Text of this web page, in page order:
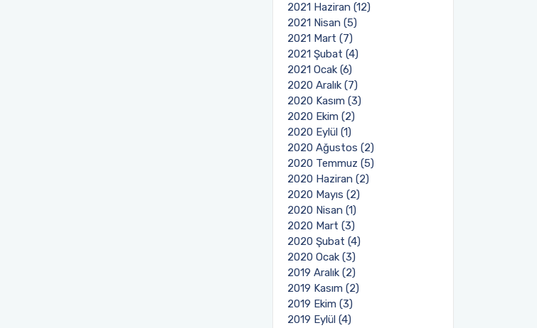
2021 Haziran (12)
2021 Nisan (5)
2021 Mart (7)
2021 Şubat (4)
2021 Ocak (6)
2020 Aralık (7)
2020 Kasım (3)
2020 Ekim (2)
2020 Eylül (1)
2020 Ağustos (2)
2020 Temmuz (5)
2020 Haziran (2)
2020 Mayıs (2)
2020 Nisan (1)
2020 Mart (3)
2020 Şubat (4)
2020 Ocak (3)
2019 Aralık (2)
2019 Kasım (2)
2019 Ekim (3)
2019 Eylül (4)